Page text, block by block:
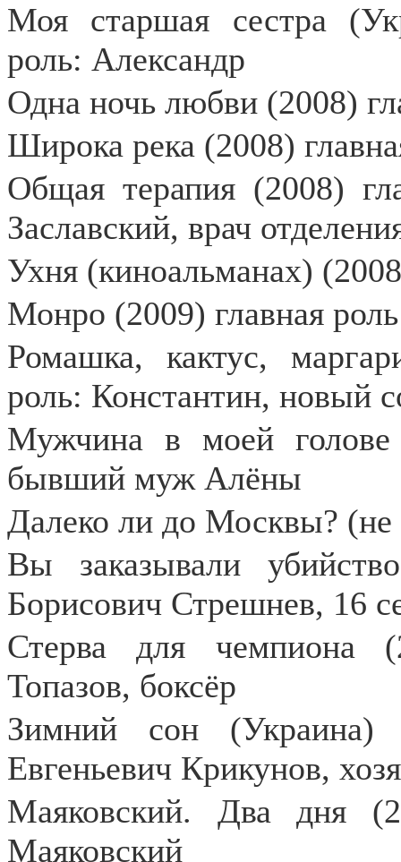
Моя старшая сестра
роль: Александр
Одна ночь любви (2008)
Широка река (2008)
Общая терапия (2008)
Заславский, врач
Ухня (киноальманах)
Монро (2009) главная
Ромашка, кактус,
роль: Константин, новый
Мужчина в моей голове
бывший муж Алёны
Далеко ли до Москвы?
Вы заказывали
Борисович Стрешнев, 16
Стерва для чемпиона
Топазов, боксёр
Зимний сон (Украина)
Евгеньевич Крикунов,
Маяковский. Два дня
Маяковский